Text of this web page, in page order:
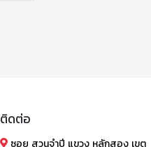
ติดต่อ
ซอย สวนจำปี แขวง หลักสอง เขต